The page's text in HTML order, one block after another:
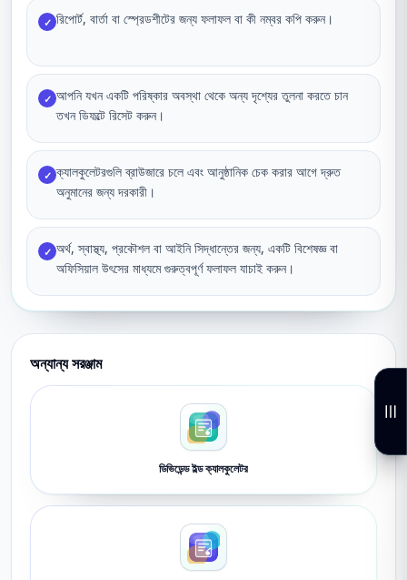
✓ রিপোর্ট, বার্তা বা স্প্রেডশীটের জন্য ফলাফল বা কী নম্বর কপি করুন।
✓ আপনি যখন একটি পরিষ্কার অবস্থা থেকে অন্য দৃশ্যের তুলনা করতে চান
তখন ডিফল্টে রিসেট করুন।
✓ ক্যালকুলেটরগুলি ব্রাউজারে চলে এবং আনুষ্ঠানিক চেক করার আগে দ্রুত
অনুমানের জন্য দরকারী।
✓ অর্থ, স্বাস্থ্য, প্রকৌশল বা আইনি সিদ্ধান্তের জন্য, একটি বিশেষজ্ঞ বা
অফিসিয়াল উৎসের মাধ্যমে গুরুত্বপূর্ণ ফলাফল যাচাই করুন।
অন্যান্য সরঞ্জাম
ডিভিডেন্ড ইল্ড ক্যালকুলেটর